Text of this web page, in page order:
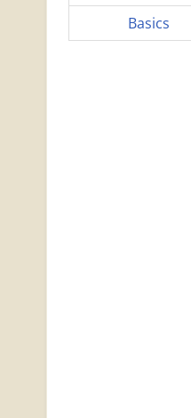
Basics